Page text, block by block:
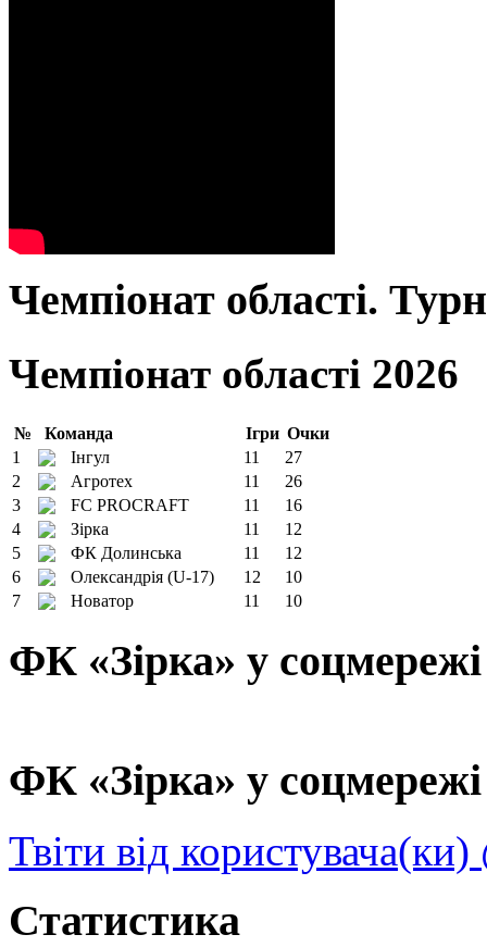
Чемпіонат області.
Чемпіонат області 2026
№ Команда Ігри Очки
1
Інгул 11
27
2
Агротех 11
26
3
FC PROCRAFT 11
16
4
Зірка 11
12
5
ФК Долинська 11
12
6
Олександрія (U-17) 12
10
7
Новатор 11 10
ФК «Зірка» у
ФК «Зірка» у
Твіти від
Статистика